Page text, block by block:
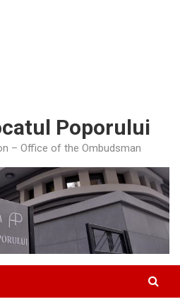
unelte
Poporului
– Office of the Ombudsman